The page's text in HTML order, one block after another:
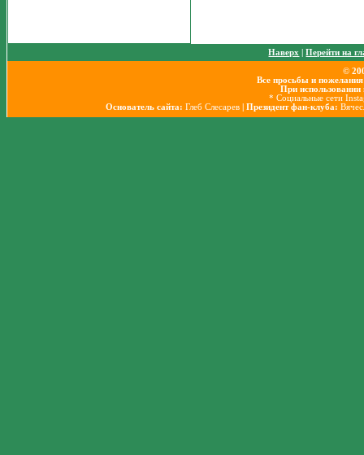
Наверх |Перейти на
©
Все просьбы и
При использовании
* Социальные сети
Основатель сайта: Глеб Слесарев | Президент фан-клуба: